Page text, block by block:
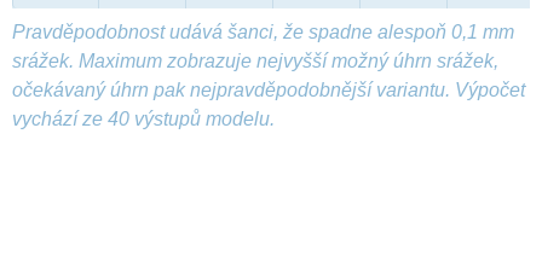
Pravděpodobnost udává šanci, že spadne alespoň 0,1 mm
srážek. Maximum zobrazuje nejvyšší možný úhrn srážek,
očekávaný úhrn pak nejpravděpodobnější variantu. Výpočet
vychází ze 40 výstupů modelu.